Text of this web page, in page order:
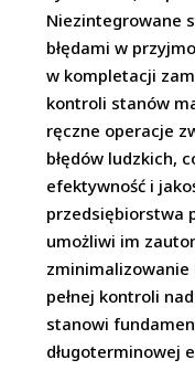
Niezintegrowane
błędami w
w kompletacji
kontroli stanów
ręczne operacje
błędów ludzkich,
efektywność i
przedsiębiorstwa
umożliwi im
zminimalizowanie
pełnej kontroli
stanowi
długoterminowej